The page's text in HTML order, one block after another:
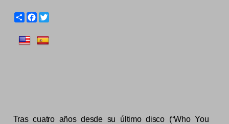
S
h
r
e
F
a
e
b
T
w
Tras cuatro años desde su último disco (“Who You